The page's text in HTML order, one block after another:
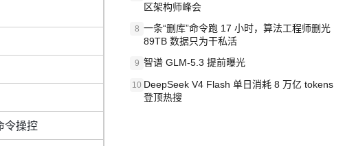
令操控
区架构师峰会
8 一条“删库”命令跑 17 小时，算法工程师删光
89TB 数据只为干私活
9 智谱 GLM-5.3 提前曝光
10 DeepSeek V4 Flash 单日消耗 8 万亿 tokens
登顶热搜